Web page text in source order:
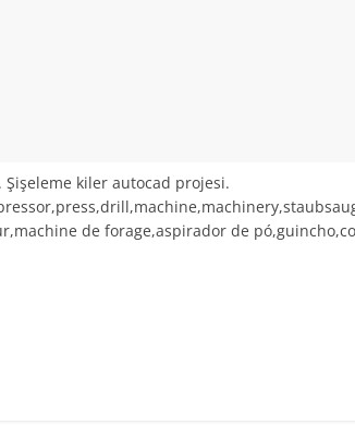
kiler autocad projesi.
de forage,aspirador de